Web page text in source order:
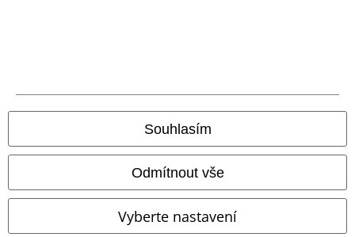
Souhlasím
Odmítnout vše
Vyberte nastavení
Právní informace
Prohlášení
Ochrana osobních údajů
Likvidace odpadu a ochrana životního prostředí